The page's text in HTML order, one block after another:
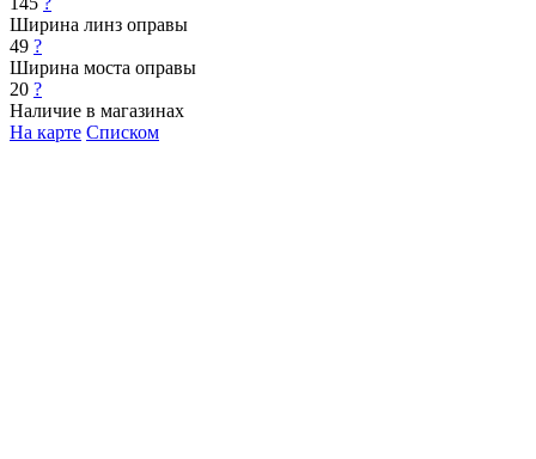
Ширина линз оправы
49 ?
Ширина моста оправы
20 ?
Наличие в магазинах
На карте Списком